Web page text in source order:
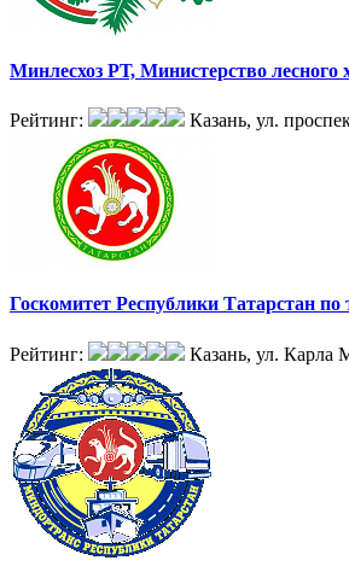
Минлесхоз РТ, Министерство лесного
Рейтинг: Казань, ул.
Госкомитет Республики Татарстан
Рейтинг: Казань, ул. Карла